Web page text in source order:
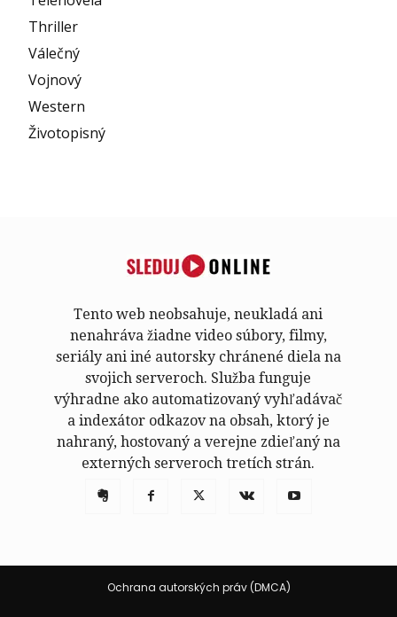
Thriller
Válečný
Vojnový
Western
Životopisný
Tento web neobsahuje, neukladá ani
nenahráva žiadne video súbory, filmy,
seriály ani iné autorsky chránené diela na
svojich serveroch. Služba funguje
výhradne ako automatizovaný vyhľadávač
a indexátor odkazov na obsah, ktorý je
nahraný, hostovaný a verejne zdieľaný na
externých serveroch tretích strán.
Ochrana autorských práv (DMCA)